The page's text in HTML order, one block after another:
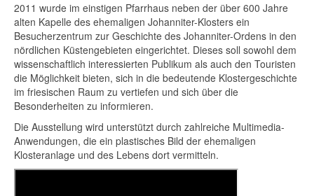
2011 wurde im einstigen Pfarrhaus neben der über 600 Jahre
alten Kapelle des ehemaligen Johanniter-Klosters ein
Besucherzentrum zur Geschichte des Johanniter-Ordens in den
nördlichen Küstengebieten eingerichtet. Dieses soll sowohl dem
wissenschaftlich interessierten Publikum als auch den Touristen
die Möglichkeit bieten, sich in die bedeutende Klostergeschichte
im friesischen Raum zu vertiefen und sich über die
Besonderheiten zu informieren.
Die Ausstellung wird unterstützt durch zahlreiche Multimedia-
Anwendungen, die ein plastisches Bild der ehemaligen
Klosteranlage und des Lebens dort vermitteln.